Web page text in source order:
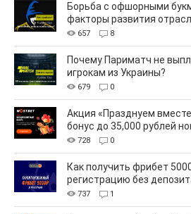
Борьба с офшорными
факторы развития
657 8
Почему Париматч не
игрокам из Украины?
679 0
Акция «Празднуем
бонус до 35,000 рублей
728 0
Как получить фрибет
регистрацию без
737 1